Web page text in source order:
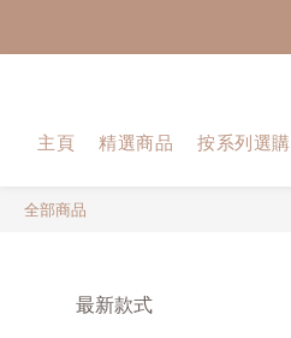
主頁 精選商品 按系列選購
全部商品
最新款式